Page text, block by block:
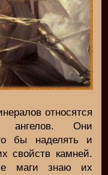
относятся
ангелов. Они
бы наделять и
свойств камней.
маги знаю их